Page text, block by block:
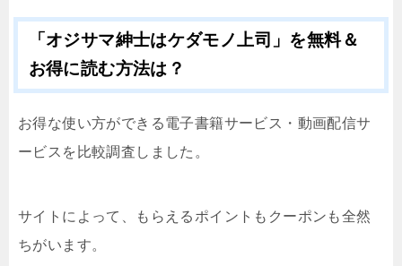
「オジサマ紳士はケダモノ上司」を無料＆
お得に読む方法は？
お得な使い方ができる電子書籍サービス・動画配信サ
ービスを比較調査しました。
サイトによって、もらえるポイントもクーポンも全然
ちがいます。